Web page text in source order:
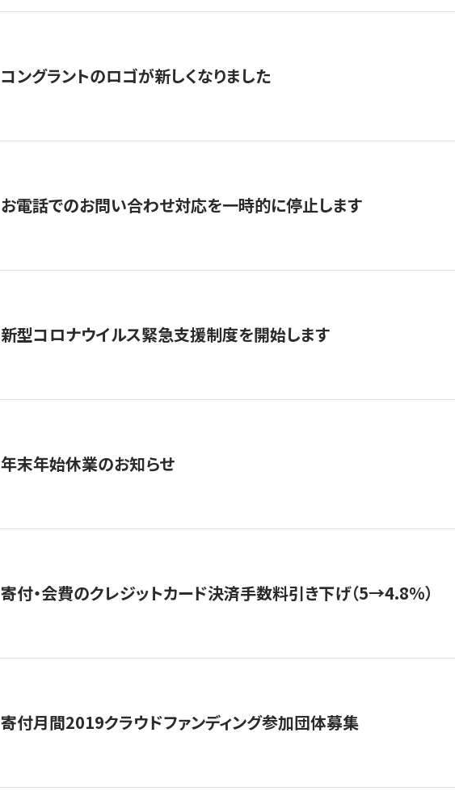
コングラントのロゴが新しくなりました
お電話でのお問い合わせ対応を一時的に停止します
新型コロナウイルス緊急支援制度を開始します
年末年始休業のお知らせ
寄付・会費のクレジットカード決済手数料引き下げ（5→4.8%）
寄付月間2019クラウドファンディング参加団体募集